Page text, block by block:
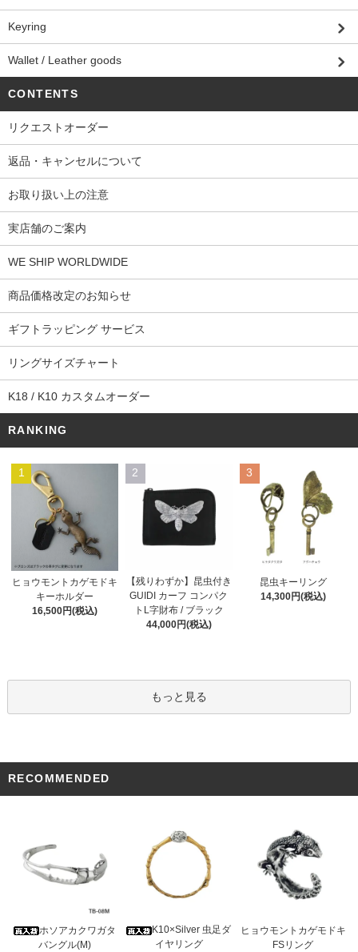
Keyring
Wallet / Leather goods
CONTENTS
リクエストオーダー
返品・キャンセルについて
お取り扱い上の注意
実店舗のご案内
WE SHIP WORLDWIDE
商品価格改定のお知らせ
ギフトラッピング サービス
リングサイズチャート
K18 / K10 カスタムオーダー
RANKING
1
ヒョウモントカゲモドキ
キーホルダー
16,500円(税込)
2
【残りわずか】昆虫付き
GUIDI カーフ コンパク
トL字財布 / ブラック
44,000円(税込)
3
昆虫キーリング
14,300円(税込)
もっと見る
RECOMMENDED
ホソアカクワガタ
バングル(M)
K10×Silver 虫足ダ
イヤリング
ヒョウモントカゲモドキ
FSリング